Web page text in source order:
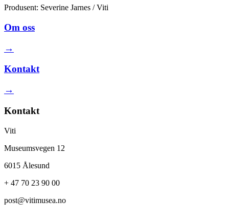
Produsent: Severine Jarnes / Viti
Om oss
→
Kontakt
→
Kontakt
Viti
Museumsvegen 12
6015 Ålesund
+ 47 70 23 90 00
post@vitimusea.no